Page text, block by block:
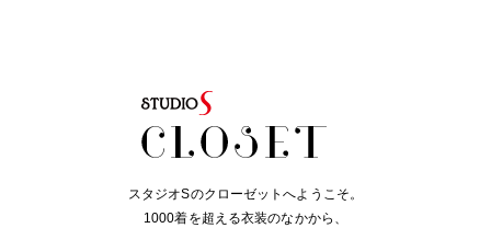
スタジオSのクローゼットへようこそ。
1000着を超える衣装のなかから、